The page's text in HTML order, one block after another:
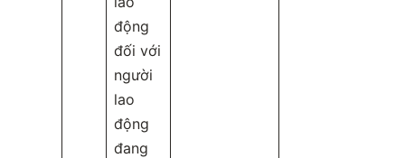
động
đối với
người
lao
động
đang